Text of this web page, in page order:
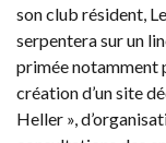
son club résident,
serpentera sur un
primée notamment
création d’un site
Heller »,